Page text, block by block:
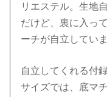
リエステル。生地
だけど、裏に入っ
ーチが自立していま
自立してくれる付
サイズでは、底マ